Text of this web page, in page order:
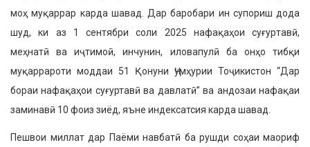
моҳ муқаррар карда шавад. Дар баробари ин супориш дода
шуд, ки аз 1 сентябри соли 2025 нафақаҳои суғур­тавӣ,
меҳнатӣ ва иҷтимоӣ, инчунин, иловапулӣ ба онҳо тибқи
муқаррароти моддаи 51 Қонуни Ҷумҳурии Тоҷикис­тон “Дар
бораи нафақаҳои суғуртавӣ ва давлатӣ” ва андозаи нафақаи
заминавӣ 10 фоиз зиёд, яъне индексатсия карда шавад.
Пешвои миллат дар Паёми навбатӣ ба рушди соҳаи маориф